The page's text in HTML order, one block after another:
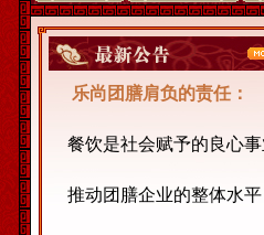
乐尚团膳肩负的责任：
餐饮是社会赋予的良心事
推动团膳企业的整体水平